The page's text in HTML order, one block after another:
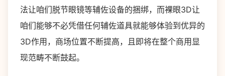
法让咱们脱节眼镜等辅佐设备的捆绑，而裸眼3D让
咱们能够不必凭借任何辅佐道具就能够体验到优异的
3D作用，商场位置不断提高，且即将在整个商用显
现范畴不断鼓起。